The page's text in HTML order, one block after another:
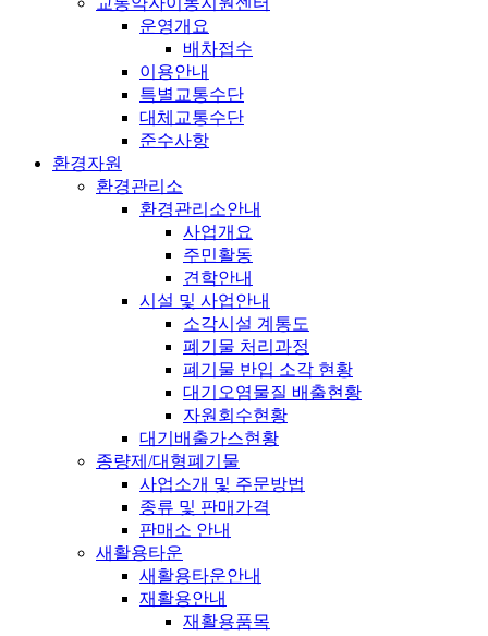
운영개요
배차접수
이용안내
특별교통수단
대체교통수단
준수사항
환경자원
환경관리소
환경관리소안내
사업개요
주민활동
견학안내
시설 및 사업안내
소각시설 계통도
폐기물 처리과정
폐기물 반입 소각 현황
대기오염물질 배출현황
자원회수현황
대기배출가스현황
종량제/대형폐기물
사업소개 및 주문방법
종류 및 판매가격
판매소 안내
새활용타운
새활용타운안내
재활용안내
재활용품목